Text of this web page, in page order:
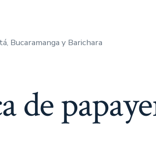
Bucaramanga y Barichara
de